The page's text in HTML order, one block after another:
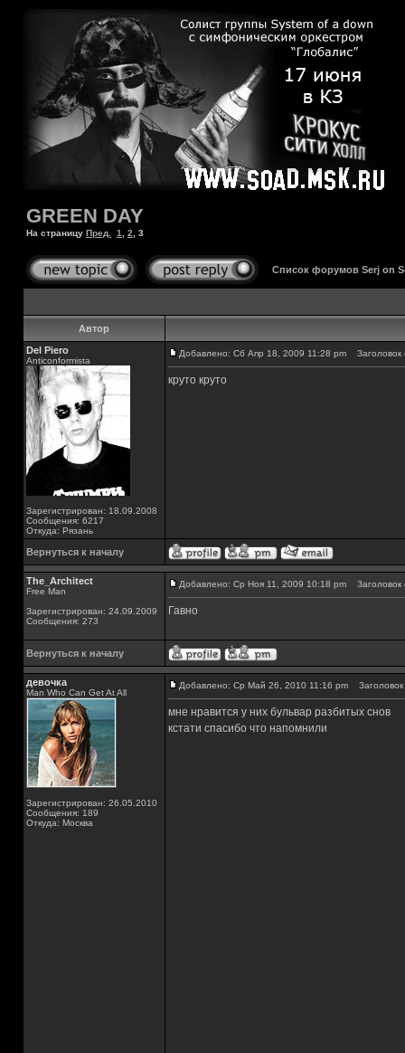
GREEN DAY
На страницу Пред. 1 2 3
Список форумов Serj on
Автор
Del Piero
Аnticonformista
Зарегистрирован: 18.09.2008
Сообщения: 6217
Откуда: Рязань
Добавлено: Сб Апр 18, 2009 11:28 pm Заголовок
круто круто
Вернуться к началу
The_Architect
Free Man
Зарегистрирован: 24.09.2009
Сообщения: 273
Добавлено: Ср Ноя 11, 2009 10:18 pm Заголовок
Гавно
Вернуться к началу
девочка
Man Who Can Get At All
Зарегистрирован: 26.05.2010
Сообщения: 189
Откуда: Москва
Добавлено: Ср Май 26, 2010 11:16 pm
мне нравится у них бульвар разбитых снов
кстати спасибо что напомнили